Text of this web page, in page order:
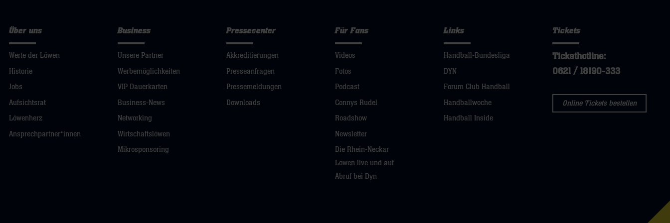
Über uns
Werte der Löwen
Historie
Jobs
Aufsichtsrat
Löwenherz
Ansprechpartner*innen
Business
Unsere Partner
Werbemöglichkeiten
VIP Dauerkarten
Business-News
Networking
Wirtschaftslöwen
Mikrosponsoring
Pressecenter
Akkreditierungen
Presseanfragen
Pressemeldungen
Downloads
Für Fans
Videos
Fotos
Podcast
Connys Rudel
Roadshow
Newsletter
Die Rhein-Neckar
Löwen live und auf
Abruf bei Dyn
Links
Handball-Bundesliga
DYN
Forum Club Handball
Handballwoche
Handball Inside
Tickets
Tickethotline:
0621 / 18190-333
Online Tickets bestellen